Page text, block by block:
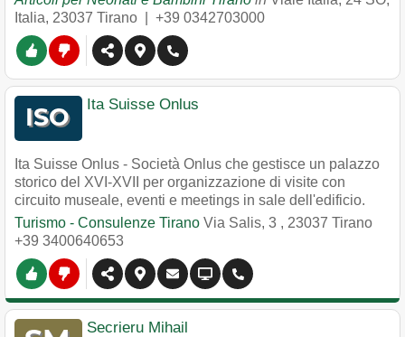
Italia, 23037 Tirano +39 0342703000
Ita Suisse Onlus
Ita Suisse Onlus - Società Onlus che gestisce un palazzo
storico del XVI-XVII per organizzazione di visite con
circuito museale, eventi e meetings in sale dell'edificio.
Turismo - Consulenze Tirano Via Salis, 3 , 23037 Tirano
+39 3400640653
Secrieru Mihail